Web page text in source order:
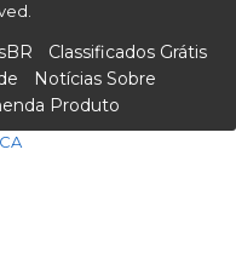
Classificados Grátis
Notícias Sobre
Produto